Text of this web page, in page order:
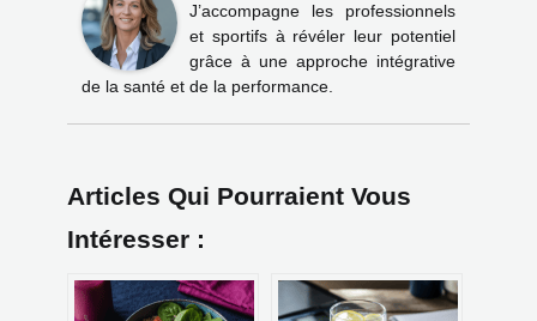
J’accompagne les professionnels
et sportifs à révéler leur potentiel
grâce à une approche intégrative
de la santé et de la performance.
Articles Qui Pourraient Vous
Intéresser :